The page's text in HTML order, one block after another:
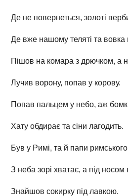
Де не повернеться, золоті
Де вже нашому теляті та вовка
Пішов на комара з дрючком, а
Лучив ворону, попав у корову.
Попав пальцем у небо, аж
Хату обдирає та сіни лагодить.
Був у Римі, та й папи
З неба зорі хватає, а під носом
Знайшов сокирку під лавкою.